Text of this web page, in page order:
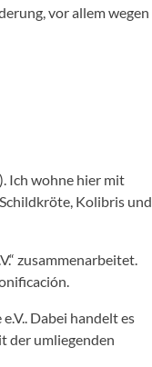
vor allem wegen
Ich wohne hier mit
Kolibris und
zusammenarbeitet.
Dabei handelt es
der umliegenden